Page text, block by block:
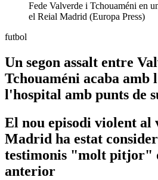
Fede Valverde i Tchouaméni en
el Reial Madrid (Europa Press)
futbol
Un segon assalt entre
Tchouaméni acaba amb
l'hospital amb punts de
El nou episodi violent al
Madrid ha estat
testimonis "molt pitjor"
anterior